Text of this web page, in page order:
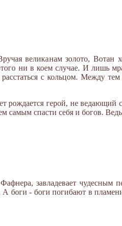
великанам золото, Вотан
ни в коем случае. И лишь
с кольцом. Между
рождается герой, не
самым спасти себя и богов.
завладевает чудесным
А боги - боги погибают в